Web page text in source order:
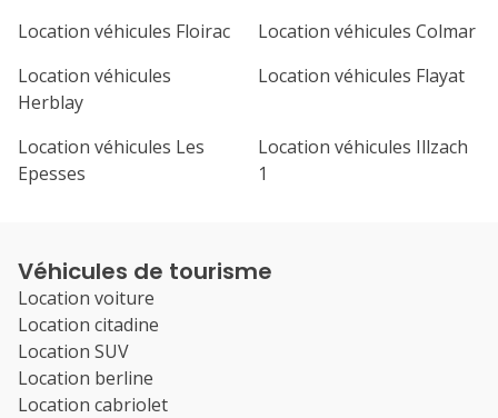
Location véhicules Floirac
Location véhicules Colmar
Location véhicules
Herblay
Location véhicules Flayat
Location véhicules Les
Epesses
Location véhicules Illzach
1
Véhicules de tourisme
Location voiture
Location citadine
Location SUV
Location berline
Location cabriolet